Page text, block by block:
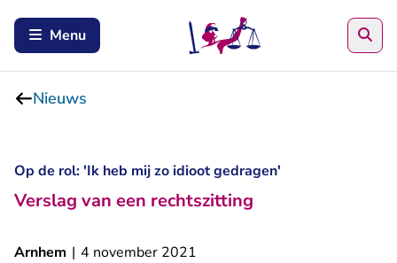
Menu
Nieuws
Op de rol: 'Ik heb mij zo idioot gedragen'
Verslag van een rechtszitting
Arnhem | 4 november 2021